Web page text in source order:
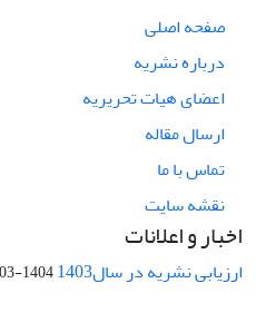
صفحه اصلی
درباره نشریه
اعضای هیات تحریریه
ارسال مقاله
تماس با ما
نقشه سایت
اخبار و اعلانات
ارزیابی نشریه در سال1403 1404-03-12